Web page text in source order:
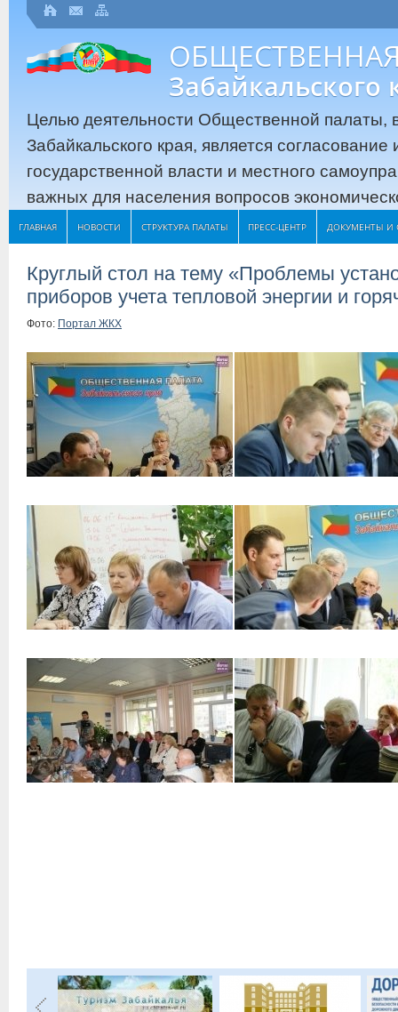
Забайкальского
Целью деятельности Общественной палаты,
Забайкальского края, является
государственной власти и местного
важных для населения вопросов
ГЛАВНАЯ НОВОСТИ СТРУКТУРА ПАЛАТЫ ПРЕСС-ЦЕНТР ДОКУМЕНТЫ И
Круглый стол на тему «Проблемы
приборов учета тепловой энергии и
Фото: Портал ЖКХ